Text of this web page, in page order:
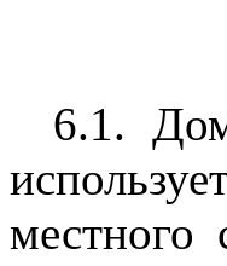
6.1.
местного